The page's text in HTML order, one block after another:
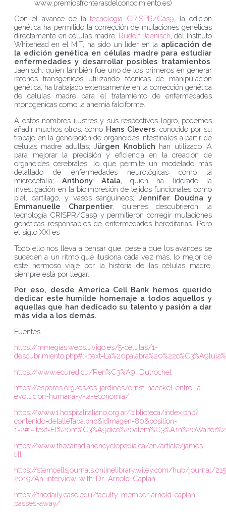
www.premiosfronterasdelconocimiento.es)
Con el avance de latecnología CRISPR/Cas9, la edición
genética ha permitido la corrección de mutaciones genéticas
directamente en células madre. Rudolf Jaenisch, del Instituto
Whitehead en el MIT, ha sido un líder en la aplicación de
la edición genética en células madre para estudiar
enfermedades y desarrollar posibles tratamientos.
Jaenisch, quien también fue uno de los primeros en generar
ratones transgénicos utilizando técnicas de manipulación
genética, ha trabajado extensamente en la corrección genética
de células madre para el tratamiento de enfermedades
monogénicas como la anemia falciforme.
A estos nombres ilustres y sus respectivos logro, podemos
añadir muchos otros, como Hans Clevers , conocido por su
trabajo en la generación de organoides intestinales a partir de
células madre adultas; Jürgen Knoblich han utilizado IA
para mejorar la precisión y eficiencia en la creación de
organoides cerebrales, lo que permite un modelado más
detallado de enfermedades neurológicas como la
microcefalia;Anthony Atala, quien ha liderado la
investigación en la bioimpresión de tejidos funcionales como
piel, cartílago, y vasos sanguíneos;Jennifer Doudna y
Emmanuelle Charpentier , quienes descubrieron la
tecnología CRISPR/Cas9 y permitieron corregir mutaciones
genéticas responsables de enfermedades hereditarias. Pero
el siglo XXI es
Todo ello nos lleva a pensar que, pese a que los avances se
suceden a un ritmo que ilusiona cada vez más, lo mejor de
este hermoso viaje por la historia de las células madre,
siempre está por llegar.
Por eso, desde America Cell Bank hemos querido
dedicar este humilde homenaje a todos aquellos y
aquellas que han dedicado su talento y pasión a dar
más vida a los demás.
Fuentes
https://mmegias.webs.uvigo.es/5-celulas/1-
https://www.ecured.cu/Ren%C3%A9_Dutrochet
https://espores.org/es/es-jardines/ernst-haeckel-entre-la-
evolucion-humana-y-la-economia/
https://www1.hospitalitaliano.org.ar/biblioteca/index.php?
contenido=detalleTapa.php&idImagen=80&position-
https://www.thecanadianencyclopedia.ca/en/article/james-
till
https://stemcellsjournals.onlinelibrary.wiley.com/hub/journal/
2019/An-interview-with-Dr.-Arnold-Caplan
https://thedaily.case.edu/faculty-member-arnold-caplan-
passes-away/